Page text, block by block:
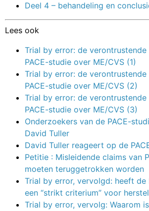
Deel 4 – behandeling en
Lees ook
Trial by error: de verontrustende
PACE-studie over ME/CVS (1)
Trial by error: de verontrustende
PACE-studie over ME/CVS (2)
Trial by error: de verontrustende
PACE-studie over ME/CVS (3)
Onderzoekers van de PACE-
David Tuller
David Tuller reageert op de
Petitie : Misleidende claims van
moeten teruggetrokken worden
Trial by error, vervolgd: heeft de
een “strikt criterium” voor
Trial by error, vervolg: Waarom